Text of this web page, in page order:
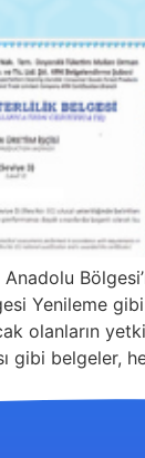
Anadolu
Yenileme
olanların
gibi belgeler,